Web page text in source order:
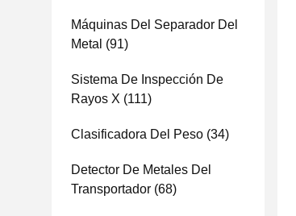
Máquinas Del Separador Del
Metal (91)
Sistema De Inspección De
Rayos X (111)
Clasificadora Del Peso (34)
Detector De Metales Del
Transportador (68)